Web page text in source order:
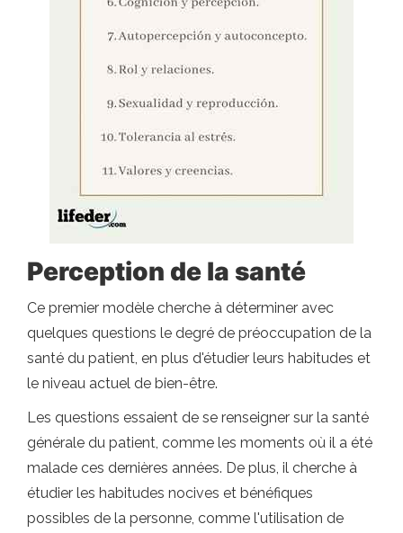
Perception de la santé
Ce premier modèle cherche à déterminer avec
quelques questions le degré de préoccupation de la
santé du patient, en plus d'étudier leurs habitudes et
le niveau actuel de bien-être.
Les questions essaient de se renseigner sur la santé
générale du patient, comme les moments où il a été
malade ces dernières années. De plus, il cherche à
étudier les habitudes nocives et bénéfiques
possibles de la personne, comme l'utilisation de